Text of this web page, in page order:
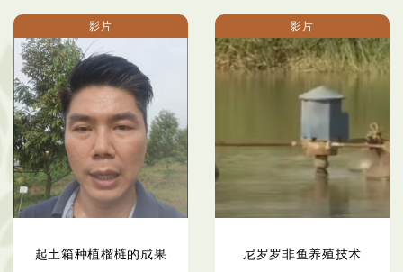
影片
起土箱种植榴梿的成果
影片
尼罗罗非鱼养殖技术